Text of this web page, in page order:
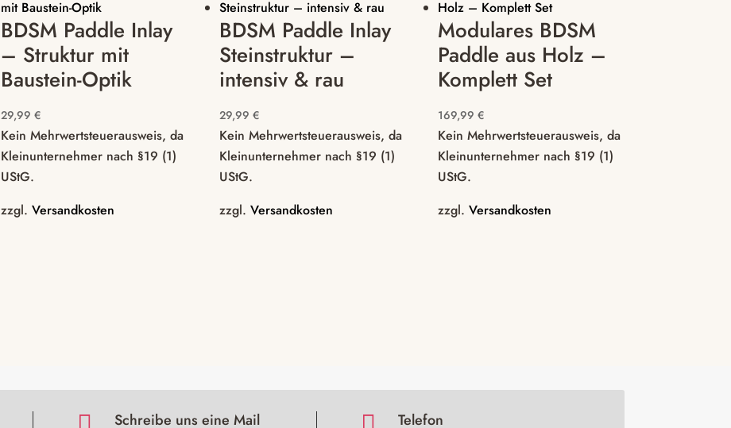
BDSM Paddle Inlay
– Struktur mit
Baustein-Optik
29,99€
Kein Mehrwertsteuerausweis, da
Kleinunternehmer nach §19 (1)
UStG.
zzgl.Versandkosten
BDSM Paddle Inlay
Steinstruktur –
intensiv & rau
29,99€
Kein Mehrwertsteuerausweis, da
Kleinunternehmer nach §19 (1)
UStG.
zzgl.Versandkosten
Modulares BDSM
Paddle aus Holz –
Komplett Set
169,99 €
Kein Mehrwertsteuerausweis, da
Kleinunternehmer nach §19 (1)
UStG.
zzgl. Versandkosten
Schreibe uns eine Mail Telefon